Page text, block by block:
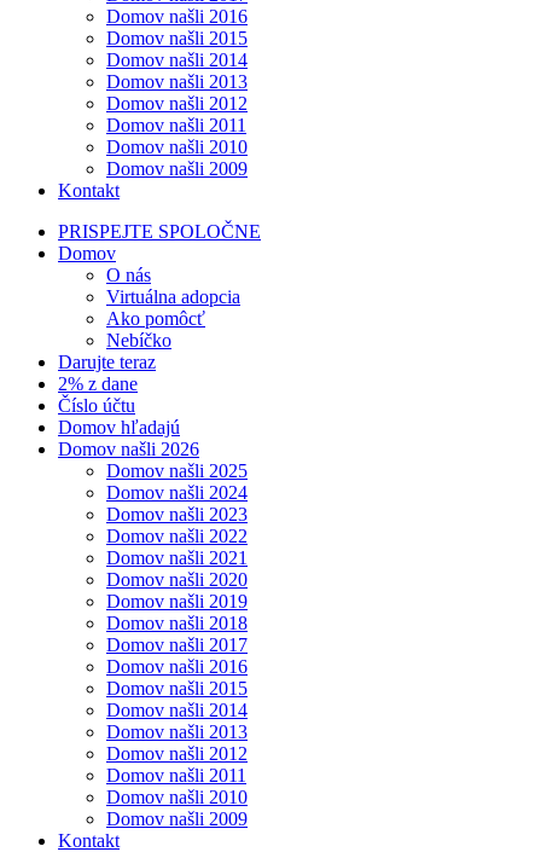
Domov našli 2016
Domov našli 2015
Domov našli 2014
Domov našli 2013
Domov našli 2012
Domov našli 2011
Domov našli 2010
Domov našli 2009
Kontakt
PRISPEJTE SPOLOČNE
Domov
O nás
Virtuálna adopcia
Ako pomôcť
Nebíčko
Darujte teraz
2% z dane
Číslo účtu
Domov hľadajú
Domov našli 2026
Domov našli 2025
Domov našli 2024
Domov našli 2023
Domov našli 2022
Domov našli 2021
Domov našli 2020
Domov našli 2019
Domov našli 2018
Domov našli 2017
Domov našli 2016
Domov našli 2015
Domov našli 2014
Domov našli 2013
Domov našli 2012
Domov našli 2011
Domov našli 2010
Domov našli 2009
Kontakt